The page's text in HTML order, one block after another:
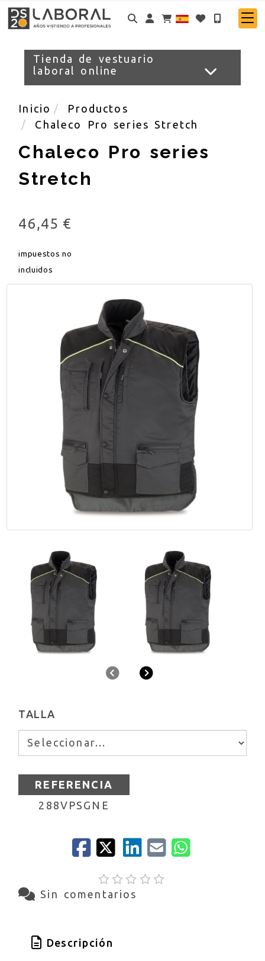
Identifícate
Tienda de vestuario
laboral online
Inicio
Productos
Chaleco Pro series Stretch
Chaleco Pro series
Stretch
46,45 €
impuestos no
incluidos
AnteriorSiguiente
TALLA
REFERENCIA
288VPSGNE
Sin comentarios
Descripción